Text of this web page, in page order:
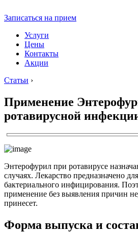
Записаться на прием
Услуги
Цены
Контакты
Акции
Статьи ›
Применение
ротавирусной
Энтерофурил при ротавирусе
случаях. Лекарство предназначено
бактериального инфицирования.
применение без выявления причин
принесет.
Форма выпуска и